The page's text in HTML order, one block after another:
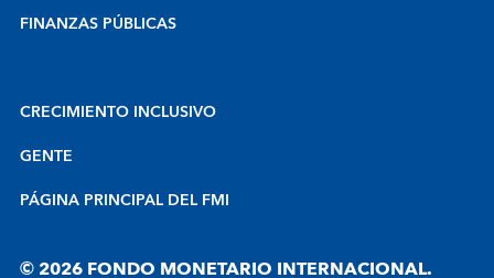
FINANZAS PÚBLICAS
CRECIMIENTO INCLUSIVO
GENTE
PÁGINA PRINCIPAL DEL FMI
© 2026 FONDO MONETARIO INTERNACIONAL.